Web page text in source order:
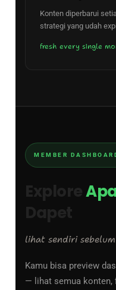
Konten diperbarui
strategi yang udah
fresh every single
MEMBER
lihat sendiri
Kamu bisa preview
— lihat semua konten,